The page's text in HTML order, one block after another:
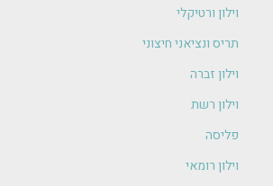
וילון ורטיקלי
תריס ונציאני חיצוני
וילון זברה
וילון רשת
פליסה
וילון רומאי